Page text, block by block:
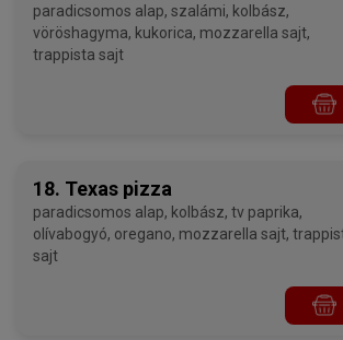
paradicsomos alap, szalámi, kolbász,
vöröshagyma, kukorica, mozzarella sajt,
trappista sajt
18. Texas pizza
paradicsomos alap, kolbász, tv paprika,
olívabogyó, oregano, mozzarella sajt, trappista
sajt